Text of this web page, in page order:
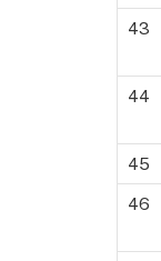
43
44
45
46